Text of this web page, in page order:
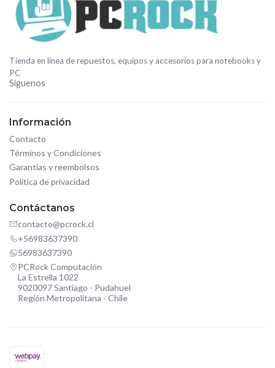
Tienda en línea de repuestos, equipos y accesorios para notebooks y
PC
Síguenos
Información
Contacto
Términos y Condiciones
Garantías y reembolsos
Política de privacidad
Contáctanos
contacto@pcrock.cl
+56983637390
56983637390
PCRock Computación
La Estrella 1022
9020097 Santiago - Pudahuel
Región Metropolitana - Chile